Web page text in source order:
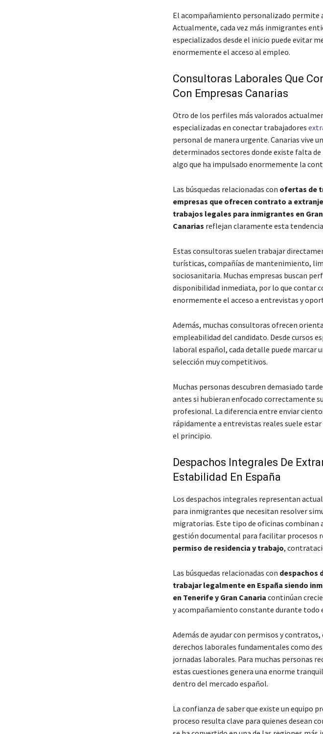
El acompañamiento personalizado permite
Actualmente, cada vez más inmigrantes
especializados desde el inicio puede evitar
enormemente el acceso al empleo.
Consultoras Laborales Que
Con Empresas Canarias
Otro de los perfiles más valorados
especializadas en conectar trabajadores
personal de manera urgente. Canarias vive
determinados sectores donde existe falta
algo que ha impulsado enormemente la
Las búsquedas relacionadas con ofertas de
empresas que ofrecen contrato a
trabajos legales para inmigrantes en
Canarias reflejan claramente esta
Estas consultoras suelen trabajar
turísticas, compañías de mantenimiento,
sociosanitaria. Muchas empresas buscan
disponibilidad inmediata, por lo que contar
enormemente el acceso a entrevistas y
Además, muchas consultoras ofrecen
empleabilidad del candidato. Desde cursos
laboral español, cada detalle puede marcar
selección muy competitivos.
Muchas personas descubren demasiado
antes si hubieran enfocado correctamente
profesional. La diferencia entre enviar
rápidamente a entrevistas reales suele
el principio.
Despachos Integrales De
Estabilidad En España
Los despachos integrales representan
para inmigrantes que necesitan resolver
migratorias. Este tipo de oficinas
gestión documental para facilitar procesos
permiso de residencia y trabajo,
Las búsquedas relacionadas con despachos
trabajar legalmente en España siendo
en Tenerife y Gran Canaria continúan
y acompañamiento constante durante todo
Además de ayudar con permisos y
derechos laborales fundamentales como
jornadas laborales. Para muchas personas
estas cuestiones genera una enorme
dentro del mercado español.
La confianza de saber que existe un equipo
proceso resulta clave para quienes desean